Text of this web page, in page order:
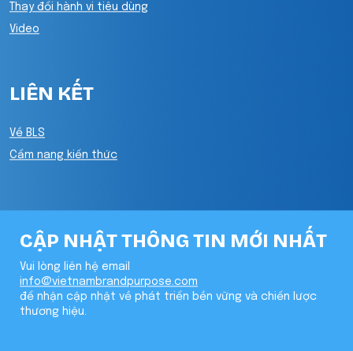
Thay đổi hành vi tiêu dùng
Video
LIÊN KẾT
Về BLS
Cẩm nang kiến thức
CẬP NHẬT THÔNG TIN MỚI NHẤT
Vui lòng liên hệ email
info@vietnambrandpurpose.com
để nhận cập nhật về phát triển bền vững và chiến lược
thương hiệu.